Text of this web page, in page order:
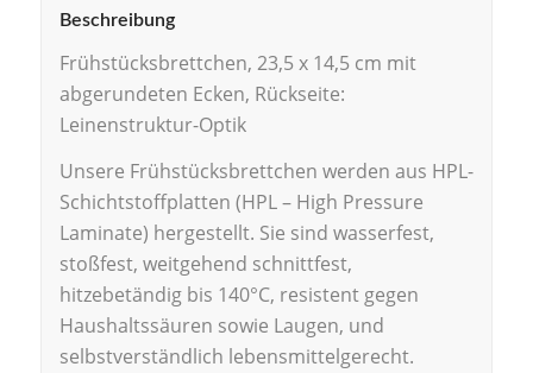
Beschreibung
Frühstücksbrettchen, 23,5 x 14,5 cm mit
abgerundeten Ecken, Rückseite:
Leinenstruktur-Optik
Unsere Frühstücksbrettchen werden aus HPL-
Schichtstoffplatten (HPL – High Pressure
Laminate) hergestellt. Sie sind wasserfest,
stoßfest, weitgehend schnittfest,
hitzebetändig bis 140°C, resistent gegen
Haushaltssäuren sowie Laugen, und
selbstverständlich lebensmittelgerecht.